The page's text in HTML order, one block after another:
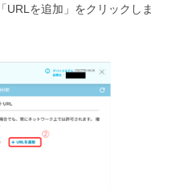
を追加」をクリックしま